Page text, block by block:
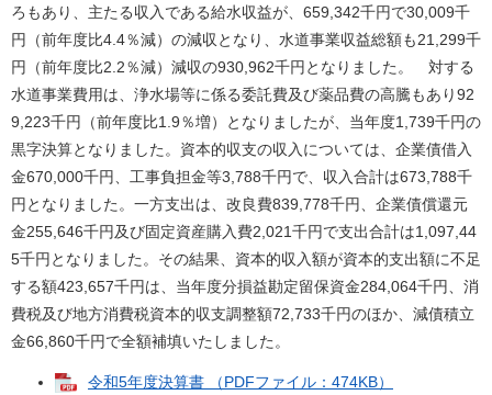
ろもあり、主たる収入である給水収益が、659,342千円で30,009千
円（前年度比4.4％減）の減収となり、水道事業収益総額も21,299千
円（前年度比2.2％減）減収の930,962千円となりました。 対する
水道事業費用は、浄水場等に係る委託費及び薬品費の高騰もあり92
9,223千円（前年度比1.9％増）となりましたが、当年度1,739千円の
黒字決算となりました。資本的収支の収入については、企業債借入
金670,000千円、工事負担金等3,788千円で、収入合計は673,788千
円となりました。一方支出は、改良費839,778千円、企業債償還元
金255,646千円及び固定資産購入費2,021千円で支出合計は1,097,44
5千円となりました。その結果、資本的収入額が資本的支出額に不足
する額423,657千円は、当年度分損益勘定留保資金284,064千円、消
費税及び地方消費税資本的収支調整額72,733千円のほか、減債積立
金66,860千円で全額補填いたしました。​​​
令和5年度決算書 （PDFファイル：474KB）